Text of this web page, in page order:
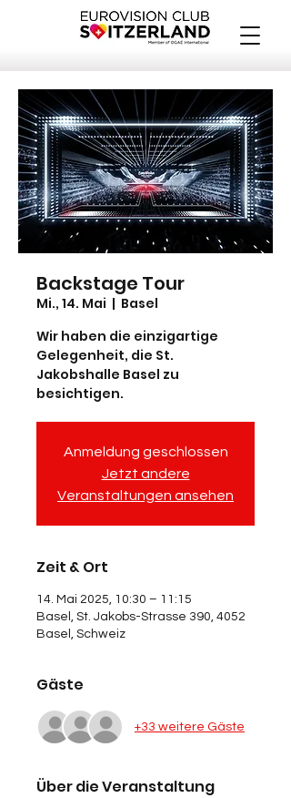
Backstage Tour
Mi., 14. Mai
  |
Basel
Wir haben die einzigartige
Gelegenheit, die St.
Jakobshalle Basel zu
besichtigen.
Anmeldung geschlossen
Jetzt andere
Veranstaltungen ansehen
Zeit & Ort
14. Mai 2025, 10:30 – 11:15
Basel, St. Jakobs-Strasse 390, 4052
Basel, Schweiz
Gäste
+33 weitere Gäste
Über die Veranstaltung